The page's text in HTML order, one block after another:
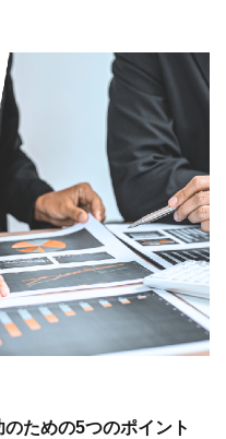
ための5つのポイント